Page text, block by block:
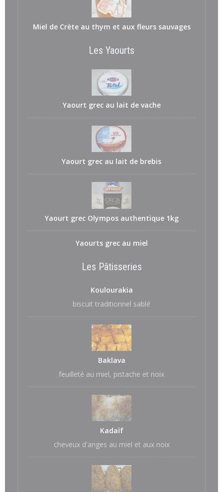
Miel de Crète au thym et aux fleurs sauvages
Les Yaourts
Yaourt grec au lait de vache
Yaourt grec au lait de brebis
Yaourt grec Olympos authentique 1kg
Yaourts grec au miel
Les Pâtisseries
Koulourakia
biscuit traditionnel sablé
Baklava
feuilleté au miel, pistache et noix
Kadaïf
cheveux d'anges au miel et aux noix